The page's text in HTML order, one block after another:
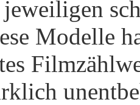
Modelle